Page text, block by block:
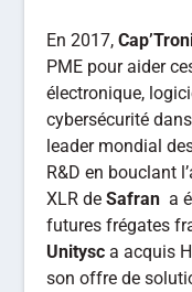
En 2017,
PME pour aider
électronique,
cybersécurité
leader mondial
R&D en bouclant
XLR deSafran a
futures frégates
Unitysc a acquis
son offre de